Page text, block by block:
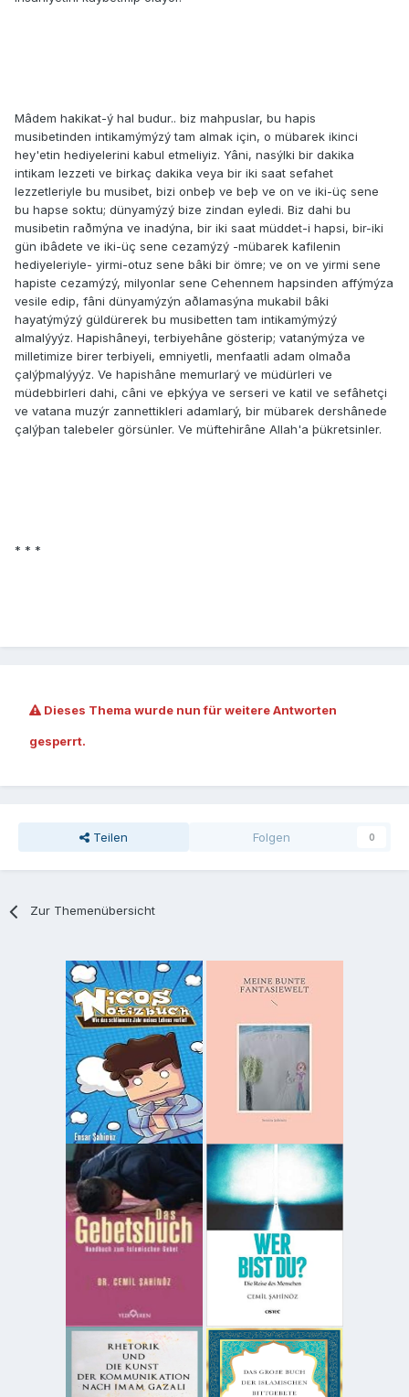
Mâdem hakikat-ý hal budur.. biz mahpuslar, bu hapis
musibetinden intikamýmýzý tam almak için, o mübarek ikinci
hey'etin hediyelerini kabul etmeliyiz. Yâni, nasýlki bir dakika
intikam lezzeti ve birkaç dakika veya bir iki saat sefahet
lezzetleriyle bu musibet, bizi onbeþ ve beþ ve on ve iki-üç sene
bu hapse soktu; dünyamýzý bize zindan eyledi. Biz dahi bu
musibetin raðmýna ve inadýna, bir iki saat müddet-i hapsi, bir-iki
gün ibâdete ve iki-üç sene cezamýzý -mübarek kafilenin
hediyeleriyle- yirmi-otuz sene bâki bir ömre; ve on ve yirmi sene
hapiste cezamýzý, milyonlar sene Cehennem hapsinden affýmýza
vesile edip, fâni dünyamýzýn aðlamasýna mukabil bâki
hayatýmýzý güldürerek bu musibetten tam intikamýmýzý
almalýyýz. Hapishâneyi, terbiyehâne gösterip; vatanýmýza ve
milletimize birer terbiyeli, emniyetli, menfaatli adam olmaða
çalýþmalýyýz. Ve hapishâne memurlarý ve müdürleri ve
müdebbirleri dahi, câni ve eþkýya ve serseri ve katil ve sefâhetçi
ve vatana muzýr zannettikleri adamlarý, bir mübarek dershânede
çalýþan talebeler görsünler. Ve müftehirâne Allah'a þükretsinler.
* * *
Dieses Thema wurde nun für weitere Antworten
gesperrt.
Teilen Folgen 0
Zur Themenübersicht